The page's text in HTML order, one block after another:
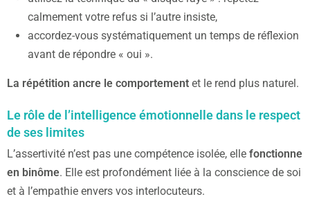
calmement votre refus si l’autre insiste,
accordez-vous systématiquement un temps de réflexion
avant de répondre « oui ».
La répétition ancre le comportement et le rend plus naturel.
Le rôle de l’intelligence émotionnelle dans le respect
de ses limites
L’assertivité n’est pas une compétence isolée, elle fonctionne
en binôme. Elle est profondément liée à la conscience de soi
et à l’empathie envers vos interlocuteurs.